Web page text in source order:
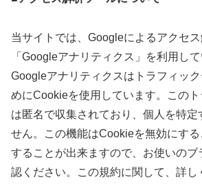
当サイトでは、Googleによるアクセ
「Googleアナリティクス」を利用し
Googleアナリティクスはトラフィッ
めにCookieを使用しています。この
は匿名で収集されており、個人を特定
せん。この機能はCookieを無効にす
することが出来ますので、お使いのブ
認ください。この規約に関して、詳し